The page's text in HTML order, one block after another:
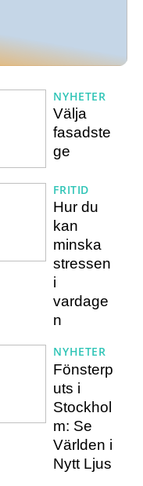
NYHETER
Välja
fasadste
ge
FRITID
Hur du
kan
minska
stressen
i
vardage
n
NYHETER
Fönsterp
uts i
Stockhol
m: Se
Världen i
Nytt Ljus